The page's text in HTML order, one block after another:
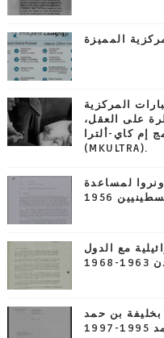
المميزة
المركزية
على العقل،
إم كاي-ألترا
(MKULTRA).
لمساعدة
1956
مع الدول
بن حمد